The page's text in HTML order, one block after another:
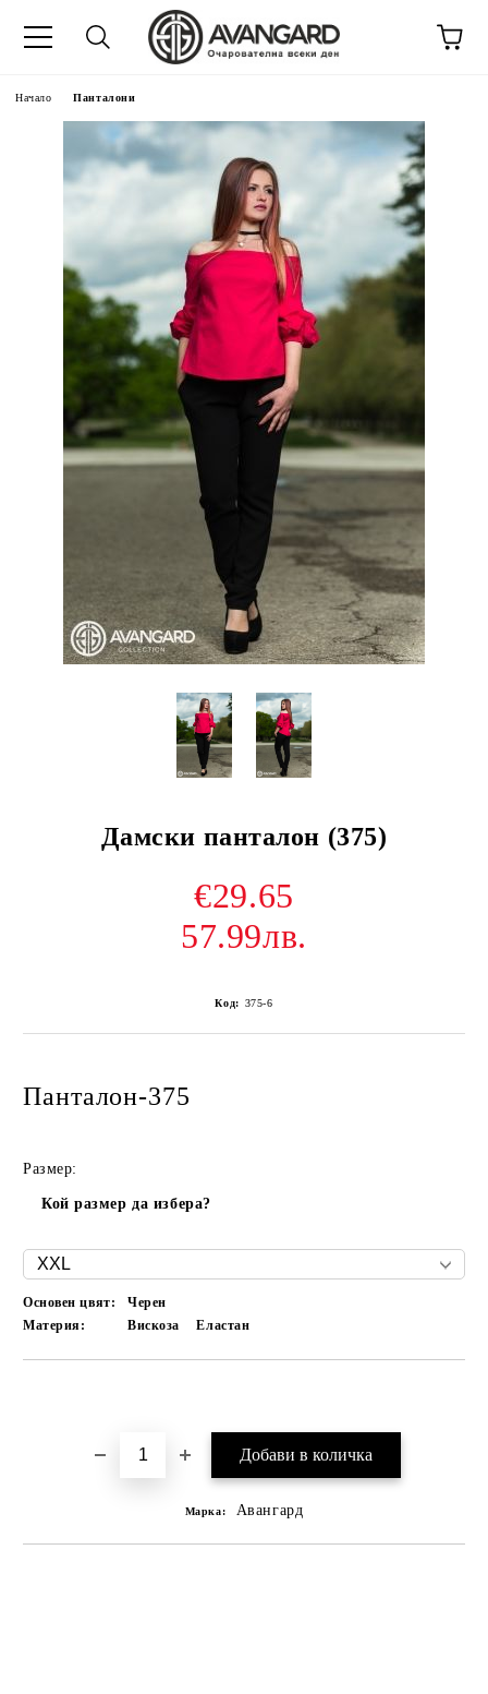
Начало Панталони
Дамски панталон (375)
€29.65
57.99лв.
Код: 375-6
Панталон-375
Размер:
Кой размер да избера?
Основен цвят:
Черен
Материя:
Вискоза Еластан
Марка: Авангард